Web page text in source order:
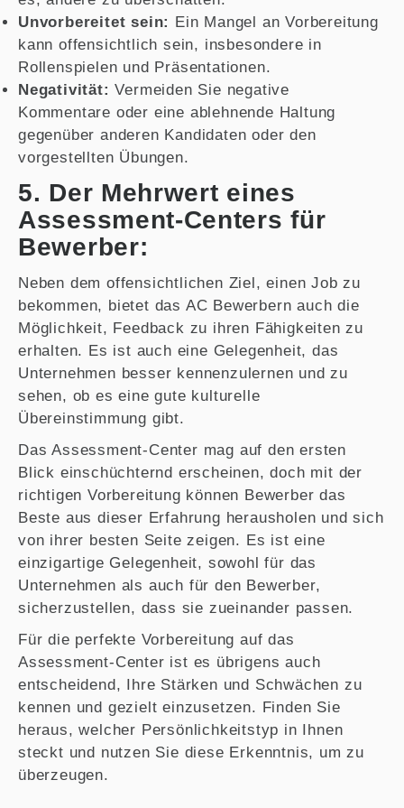
Unvorbereitet sein: Ein Mangel an Vorbereitung
kann offensichtlich sein, insbesondere in
Rollenspielen und Präsentationen.
Negativität: Vermeiden Sie negative
Kommentare oder eine ablehnende Haltung
gegenüber anderen Kandidaten oder den
vorgestellten Übungen.
5. Der Mehrwert eines
Assessment-Centers für
Bewerber:
Neben dem offensichtlichen Ziel, einen Job zu
bekommen, bietet das AC Bewerbern auch die
Möglichkeit, Feedback zu ihren Fähigkeiten zu
erhalten. Es ist auch eine Gelegenheit, das
Unternehmen besser kennenzulernen und zu
sehen, ob es eine gute kulturelle
Übereinstimmung gibt.
Das Assessment-Center mag auf den ersten
Blick einschüchternd erscheinen, doch mit der
richtigen Vorbereitung können Bewerber das
Beste aus dieser Erfahrung herausholen und sich
von ihrer besten Seite zeigen. Es ist eine
einzigartige Gelegenheit, sowohl für das
Unternehmen als auch für den Bewerber,
sicherzustellen, dass sie zueinander passen.
Für die perfekte Vorbereitung auf das
Assessment-Center ist es übrigens auch
entscheidend, Ihre Stärken und Schwächen zu
kennen und gezielt einzusetzen. Finden Sie
heraus, welcher Persönlichkeitstyp in Ihnen
steckt und nutzen Sie diese Erkenntnis, um zu
überzeugen.